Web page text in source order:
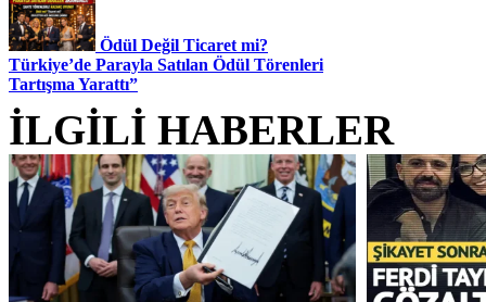
Ödül Değil Ticaret mi?
Türkiye’de Parayla Satılan Ödül Törenleri
Tartışma Yarattı”
İLGİLİ HABERLER